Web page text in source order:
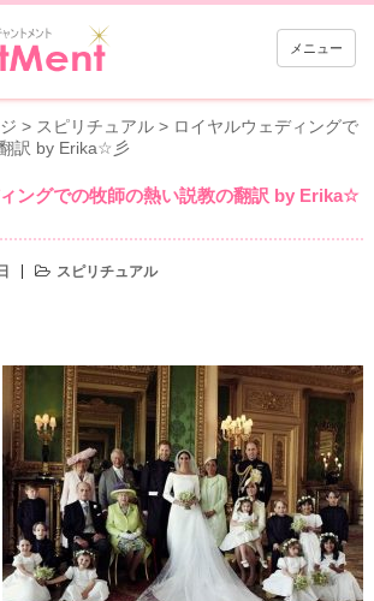
メニュー
> スピリチュアル> ロイヤルウェディングで
訳 by Erika☆彡
ングでの牧師の熱い説教の翻訳 by Erika☆
スピリチュアル